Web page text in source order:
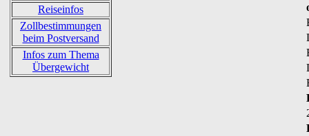
Reiseinfos
Zollbestimmungen
beim Postversand
Infos zum Thema
Übergewicht